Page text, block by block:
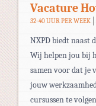
Vacature
32-40 UUR PER WEEK
NXPD biedt naast
Wij helpen jou bij
samen voor dat je
jouw
cursussen te